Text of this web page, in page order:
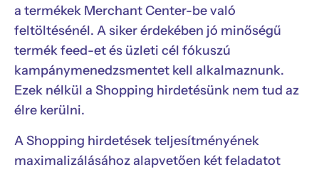
a termékek Merchant Center-be való
feltöltésénél. A siker érdekében jó minőségű
termék feed-et és üzleti cél fókuszú
kampánymenedzsmentet kell alkalmaznunk.
Ezek nélkül a Shopping hirdetésünk nem tud az
élre kerülni.
A Shopping hirdetések teljesítményének
maximalizálásához alapvetően két feladatot